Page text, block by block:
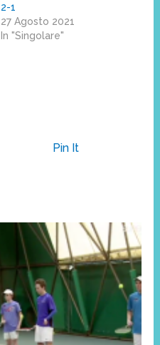
2-1
27 Agosto 2021
In "Singolare"
Pin It